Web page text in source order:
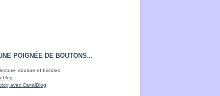
POIGNÉE DE BOUTONS...
couture et bricoles
blog
avec CanalBlog